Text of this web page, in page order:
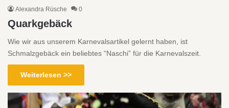
Alexandra Rüsche 0
Quarkgebäck
Wie wir aus unserem Karnevalsartikel gelernt haben, ist
Schmalzgebäck ein beliebtes “Naschi” für die Karnevalszeit.
Weiterlesen >>